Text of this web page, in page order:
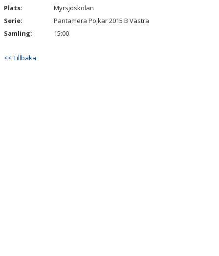
KONTAKT
Plats:
Myrsjöskolan
Serie:
Pantamera Pojkar 2015 B Västra
Samling:
15:00
<< Tillbaka